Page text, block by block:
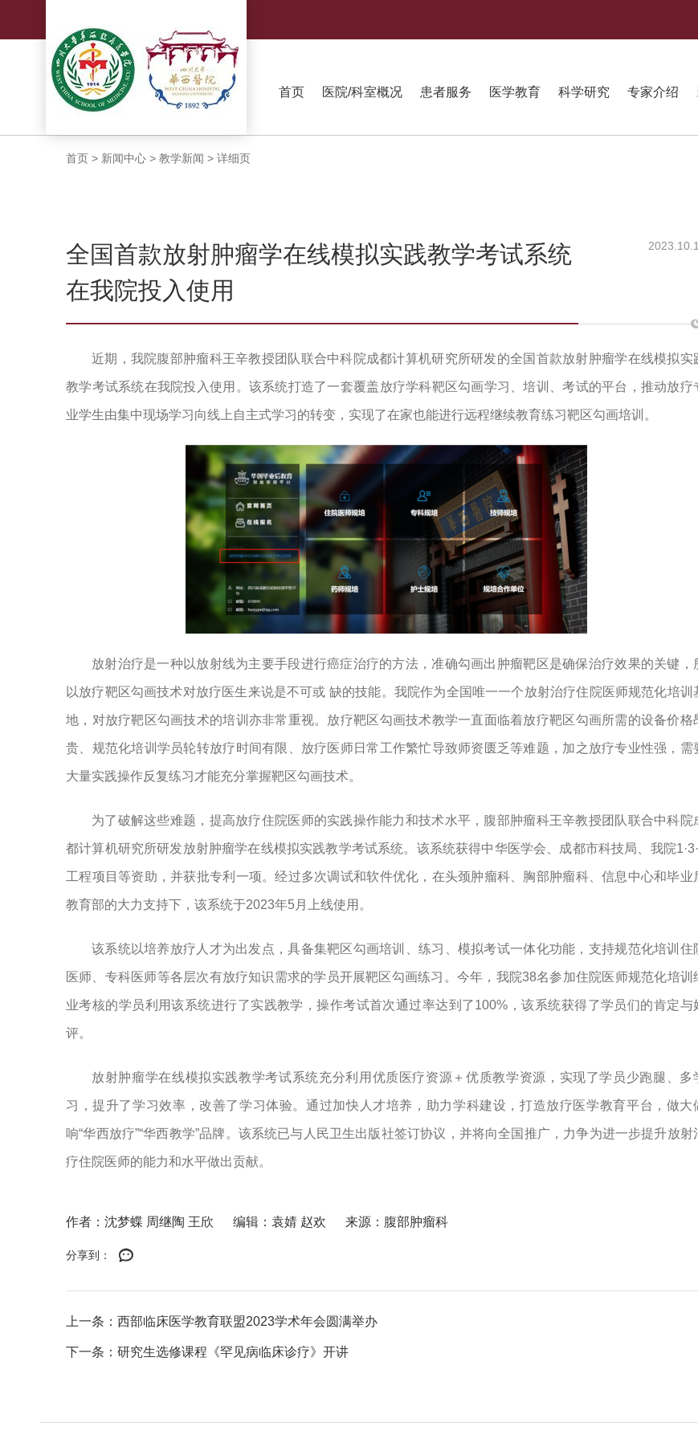
首页 医院/科室概况 患者服务 医学教育 科学研究 专家介绍
首页 > 新闻中心 > 教学新闻 > 详细页
全国首款放射肿瘤学在线模拟实践教学考试系统
在我院投入使用
近期，我院腹部肿瘤科王辛教授团队联合中科院成都计算机研究所研发的全国首款放射肿瘤学在线模拟实
教学考试系统在我院投入使用。该系统打造了一套覆盖放疗学科靶区勾画学习、培训、考试的平台，推动放疗
业学生由集中现场学习向线上自主式学习的转变，实现了在家也能进行远程继续教育练习靶区勾画培训。
放射治疗是一种以放射线为主要手段进行癌症治疗的方法，准确勾画出肿瘤靶区是确保治疗效果的关键，
以放疗靶区勾画技术对放疗医生来说是不可或 缺的技能。我院作为全国唯一一个放射治疗住院医师规范化培训
地，对放疗靶区勾画技术的培训亦非常重视。放疗靶区勾画技术教学一直面临着放疗靶区勾画所需的设备价格
贵、规范化培训学员轮转放疗时间有限、放疗医师日常工作繁忙导致师资匮乏等难题，加之放疗专业性强，需
大量实践操作反复练习才能充分掌握靶区勾画技术。
为了破解这些难题，提高放疗住院医师的实践操作能力和技术水平，腹部肿瘤科王辛教授团队联合中科院
都计算机研究所研发放射肿瘤学在线模拟实践教学考试系统。该系统获得中华医学会、成都市科技局、我院
工程项目等资助，并获批专利一项。经过多次调试和软件优化，在头颈肿瘤科、胸部肿瘤科、信息中心和毕业
教育部的大力支持下，该系统于2023年5月上线使用。
该系统以培养放疗人才为出发点，具备集靶区勾画培训、练习、模拟考试一体化功能，支持规范化培训住
医师、专科医师等各层次有放疗知识需求的学员开展靶区勾画练习。今年，我院38名参加住院医师规范化培训
业考核的学员利用该系统进行了实践教学，操作考试首次通过率达到了100%，该系统获得了学员们的肯定与
评。
放射肿瘤学在线模拟实践教学考试系统充分利用优质医疗资源＋优质教学资源，实现了学员少跑腿、多
习，提升了学习效率，改善了学习体验。通过加快人才培养，助力学科建设，打造放疗医学教育平台，做大
响“华西放疗”“华西教学”品牌。该系统已与人民卫生出版社签订协议，并将向全国推广，力争为进一步提升放射
疗住院医师的能力和水平做出贡献。
作者：沈梦蝶 周继陶 王欣 编辑：袁婧 赵欢 来源：腹部肿瘤科
分享到：
上一条：西部临床医学教育联盟2023学术年会圆满举办
下一条：研究生选修课程《罕见病临床诊疗》开讲